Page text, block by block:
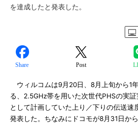
を達成したと発表した。
Share Post
ウィルコムは9月20日、8月上旬から1
る、2.5GHz帯を用いた次世代PHSの実
として計画していた上り／下りの伝送速
発表した。ちなみにドコモが8月31日か